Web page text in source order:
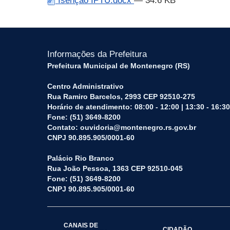
Informações da Prefeitura
Prefeitura Municipal de Montenegro (RS)
Centro Administrativo
Rua Ramiro Barcelos, 2993 CEP 92510-275
Horário de atendimento: 08:00 - 12:00 | 13:30 - 16:30
Fone: (51) 3649-8200
Contato: ouvidoria@montenegro.rs.gov.br
CNPJ 90.895.905/0001-60
Palácio Rio Branco
Rua João Pessoa, 1363 CEP 92510-045
Fone: (51) 3649-8200
CNPJ 90.895.905/0001-60
CANAIS DE